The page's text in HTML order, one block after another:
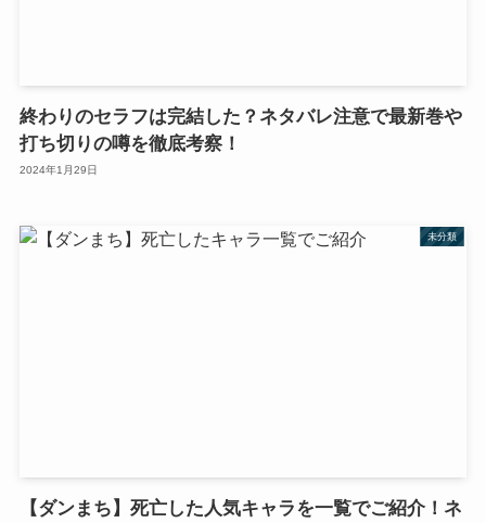
終わりのセラフは完結した？ネタバレ注意で最新巻や
打ち切りの噂を徹底考察！
2024年1月29日
未分類
【ダンまち】死亡した人気キャラを一覧でご紹介！ネ